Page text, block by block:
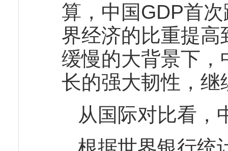
算，中国GDP首
界经济的比重提
缓慢的大背景下
长的强大韧性，
从国际对比看，